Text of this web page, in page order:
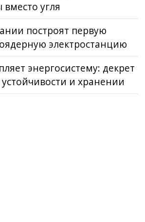
угля
построят первую
электростанцию
энергосистему: декрет
и хранении